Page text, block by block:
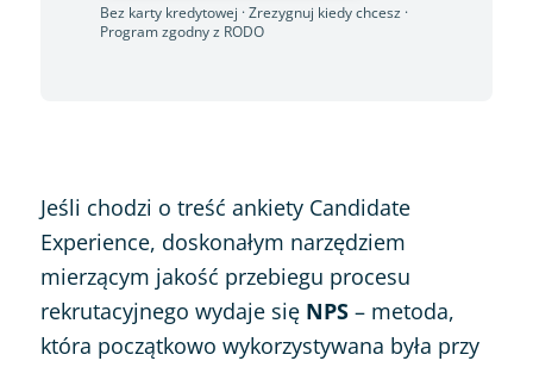
Bez karty kredytowej · Zrezygnuj kiedy chcesz ·
Program zgodny z RODO
Jeśli chodzi o treść ankiety Candidate
Experience, doskonałym narzędziem
mierzącym jakość przebiegu procesu
rekrutacyjnego wydaje się NPS – metoda,
która początkowo wykorzystywana była przy